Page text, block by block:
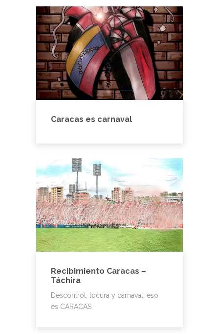
Caracas es carnaval
Recibimiento Caracas –
Táchira
Descontrol, locura y carnaval, eso
es CARACAS